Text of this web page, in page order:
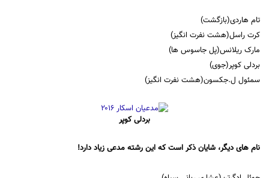
تام هاردی(بازگشت)
کرت راسل(هشت نفرت انگیز)
مارک ریلانس(پل جاسوس ها)
بردلی کوپر(جوی)
سمئول ل.جکسون(هشت نفرت انگیز)
بردلی کوپر
نام های دیگر، شایان ذکر است که این رشته مدعی زیاد دارد!